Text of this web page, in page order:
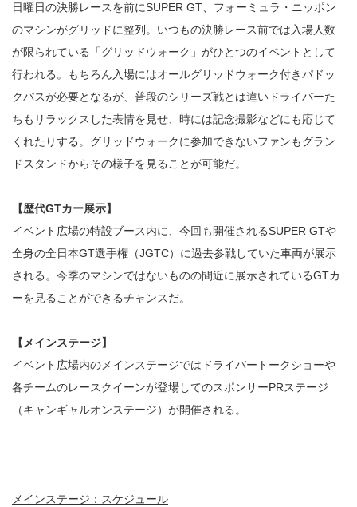
日曜日の決勝レースを前にSUPER GT、フォーミュラ・ニッポン
のマシンがグリッドに整列。いつもの決勝レース前では入場人数
が限られている「グリッドウォーク」がひとつのイベントとして
行われる。もちろん入場にはオールグリッドウォーク付きパドッ
クパスが必要となるが、普段のシリーズ戦とは違いドライバーた
ちもリラックスした表情を見せ、時には記念撮影などにも応じて
くれたりする。グリッドウォークに参加できないファンもグラン
ドスタンドからその様子を見ることが可能だ。
【歴代GTカー展示】
イベント広場の特設ブース内に、今回も開催されるSUPER GTや
全身の全日本GT選手権（JGTC）に過去参戦していた車両が展示
される。今季のマシンではないものの間近に展示されているGTカ
ーを見ることができるチャンスだ。
【メインステージ】
イベント広場内のメインステージではドライバートークショーや
各チームのレースクイーンが登場してのスポンサーPRステージ
（キャンギャルオンステージ）が開催される。
メインステージ：スケジュール